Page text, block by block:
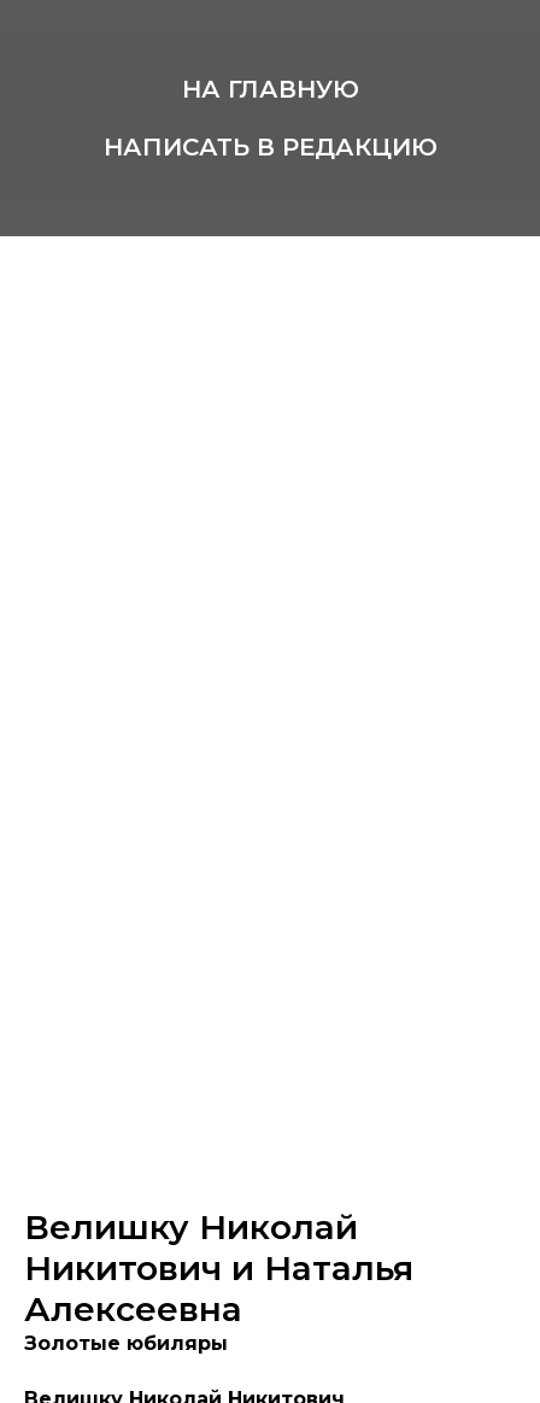
НА ГЛАВНУЮ
НАПИСАТЬ В РЕДАКЦИЮ
Велишку Николай
Никитович и Наталья
Алексеевна
Золотые юбиляры